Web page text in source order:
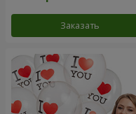
Заказать